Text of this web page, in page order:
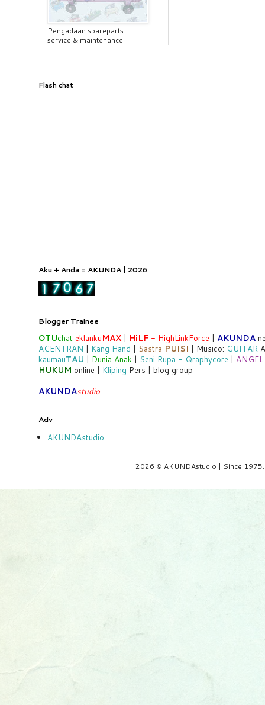
Pengadaan spareparts |
service & maintenance
Flash chat
Aku + Anda = AKUNDA | 2026
Blogger Trainee
OTUchat eklankuMAX | HiLF - HighLinkForce | AKUNDA
ACENTRAN | Kang Hand | Sastra PUISI | Musico: GUITAR
kaumauTAU | Dunia Anak | Seni Rupa - Qraphycore |
HUKUM online | Kliping Pers | blog group
AKUNDAstudio
Adv
AKUNDAstudio
2026 © AKUNDAstudio | Since